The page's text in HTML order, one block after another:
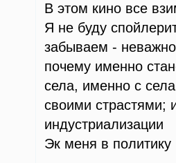
В этом кино все
Я не буду
забываем -
почему именно
села, именно с
своими страстями;
индустриализации
Эк меня в